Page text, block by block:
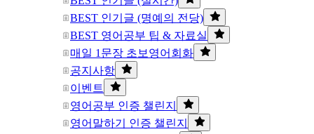
BEST 인기글 (명예의 전당)
BEST 영어공부 팁 & 자료실
매일 1문장 초보영어회화
공지사항
이벤트
영어공부 인증 챌린지
영어말하기 인증 챌린지